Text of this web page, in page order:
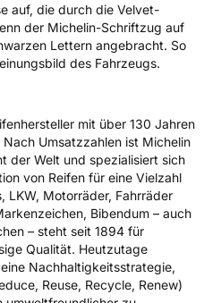
auf, die durch die Velvet-
der Michelin-Schriftzug auf
Lettern angebracht. So
des Fahrzeugs.
mit über 130 Jahren
Umsatzzahlen ist Michelin
der Welt und spezialisiert sich
von Reifen für eine Vielzahl
LKW, Motorräder, Fahrräder
Bibendum – auch
– steht seit 1894 für
Qualität. Heutzutage
Nachhaltigkeitsstrategie,
Reuse, Recycle, Renew)